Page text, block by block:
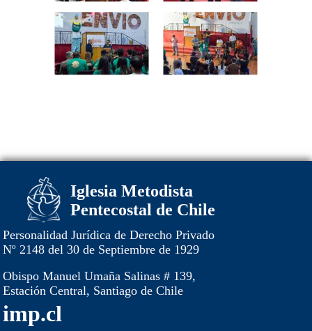
Iglesia Metodista
Pentecostal de Chile
Personalidad Jurídica de Derecho Privado
Nº 2148 del 30 de Septiembre de 1929
Obispo Manuel Umaña Salinas # 139,
Estación Central, Santiago de Chile
imp.cl